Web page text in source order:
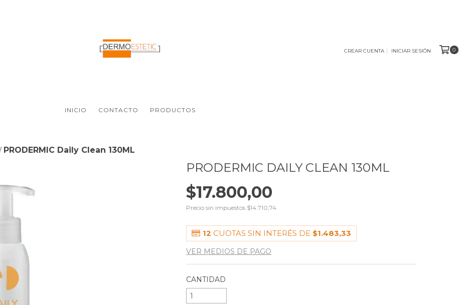
CREAR CUENTA INICIAR SESIÓN 0
INICIO CONTACTO PRODUCTOS
PRODERMIC Daily Clean 130ML
PRODERMIC DAILY CLEAN 130ML
$17.800,00
Precio sin impuestos $14.710,74
12 CUOTAS SIN INTERÉS DE $1.483,33
VER MEDIOS DE PAGO
CANTIDAD